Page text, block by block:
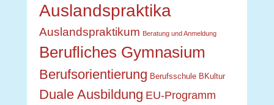
Auslandspraktika
Auslandspraktikum Beratung und Anmeldung
Berufliches Gymnasium
Berufsorientierung Berufsschule BKultur
Duale Ausbildung EU-Programm